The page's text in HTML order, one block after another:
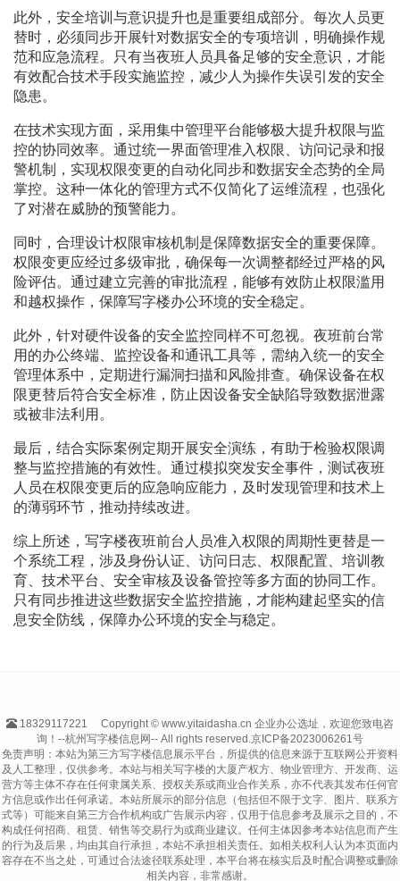
此外，安全培训与意识提升也是重要组成部分。每次人员更
替时，必须同步开展针对数据安全的专项培训，明确操作规
范和应急流程。只有当夜班人员具备足够的安全意识，才能
有效配合技术手段实施监控，减少人为操作失误引发的安全
隐患。
在技术实现方面，采用集中管理平台能够极大提升权限与监
控的协同效率。通过统一界面管理准入权限、访问记录和报
警机制，实现权限变更的自动化同步和数据安全态势的全局
掌控。这种一体化的管理方式不仅简化了运维流程，也强化
了对潜在威胁的预警能力。
同时，合理设计权限审核机制是保障数据安全的重要保障。
权限变更应经过多级审批，确保每一次调整都经过严格的风
险评估。通过建立完善的审批流程，能够有效防止权限滥用
和越权操作，保障写字楼办公环境的安全稳定。
此外，针对硬件设备的安全监控同样不可忽视。夜班前台常
用的办公终端、监控设备和通讯工具等，需纳入统一的安全
管理体系中，定期进行漏洞扫描和风险排查。确保设备在权
限更替后符合安全标准，防止因设备安全缺陷导致数据泄露
或被非法利用。
最后，结合实际案例定期开展安全演练，有助于检验权限调
整与监控措施的有效性。通过模拟突发安全事件，测试夜班
人员在权限变更后的应急响应能力，及时发现管理和技术上
的薄弱环节，推动持续改进。
综上所述，写字楼夜班前台人员准入权限的周期性更替是一
个系统工程，涉及身份认证、访问日志、权限配置、培训教
育、技术平台、安全审核及设备管控等多方面的协同工作。
只有同步推进这些数据安全监控措施，才能构建起坚实的信
息安全防线，保障办公环境的安全与稳定。
18329117221
Copyright © www.yitaidasha.cn 企业办公选址，欢迎您致电咨
询！--杭州写字楼信息网-- All rights reserved.京ICP备2023006261号
免责声明：本站为第三方写字楼信息展示平台，所提供的信息来源于互联网公开资料
及人工整理，仅供参考。本站与相关写字楼的大厦产权方、物业管理方、开发商、运
营方等主体不存在任何隶属关系、授权关系或商业合作关系，亦不代表其发布任何官
方信息或作出任何承诺。本站所展示的部分信息（包括但不限于文字、图片、联系方
式等）可能来自第三方合作机构或广告展示内容，仅用于信息参考及展示之目的，不
构成任何招商、租赁、销售等交易行为或商业建议。任何主体因参考本站信息而产生
的行为及后果，均由其自行承担，本站不承担相关责任。如相关权利人认为本页面内
容存在不当之处，可通过合法途径联系处理，本平台将在核实后及时配合调整或删除
相关内容，非常感谢。